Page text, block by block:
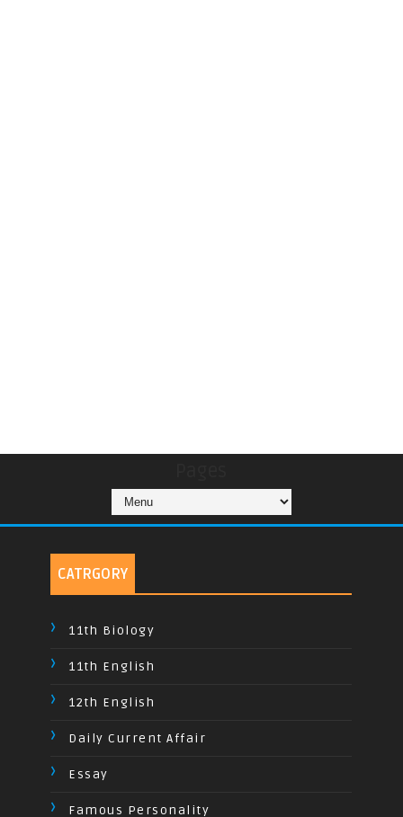
CATRGORY
11th Biology
11th English
12th English
Daily Current Affair
Essay
Famous Personality